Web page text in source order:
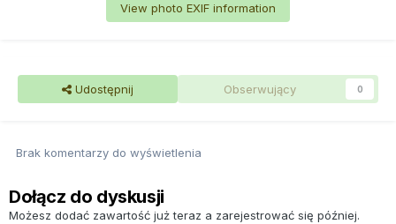
View photo EXIF information
Udostępnij Obserwujący 0
Brak komentarzy do wyświetlenia
Dołącz do dyskusji
Możesz dodać zawartość już teraz a zarejestrować się później.